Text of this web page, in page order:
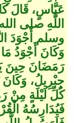
عَبَّاسٍ، قَالَ
اللَّهِ صلى
وسلم أَجْوَدَ
وَكَانَ أَجْوَدُ
رَمَضَانَ حِينَ
جِبْرِيلُ، وَكَانَ
كُلِّ لَيْلَةٍ مِنْ
فَيُدَارِسُهُ